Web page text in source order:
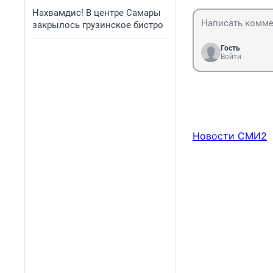
Нахвамдис! В центре Самары
закрылось грузинское бистро
Гость
Войти
Новости СМИ2